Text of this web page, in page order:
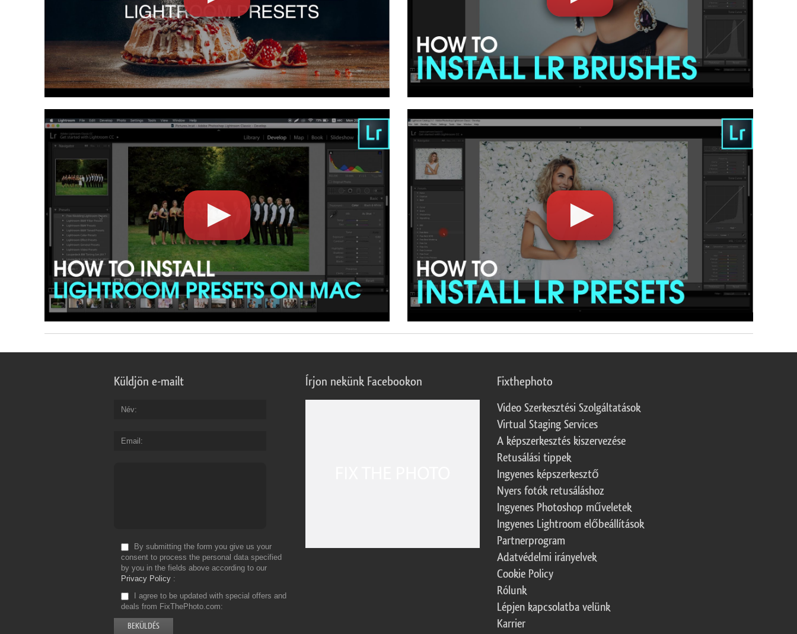
Küldjön e-mailt
Név
Email
By submitting the form you give us your
consent to process the personal data specified
by you in the fields above according to our
Privacy Policy
I agree to be updated with special offers and
deals from FixThePhoto.com
Írjon nekünk Facebookon Fixthephoto
Video Szerkesztési Szolgáltatások
Virtual Staging Services
A képszerkesztés kiszervezése
Retusálási tippek
Ingyenes képszerkesztő
Nyers fotók retusáláshoz
Ingyenes Photoshop műveletek
Ingyenes Lightroom előbeállítások
Partnerprogram
Adatvédelmi irányelvek
Cookie Policy
Rólunk
Lépjen kapcsolatba velünk
Karrier